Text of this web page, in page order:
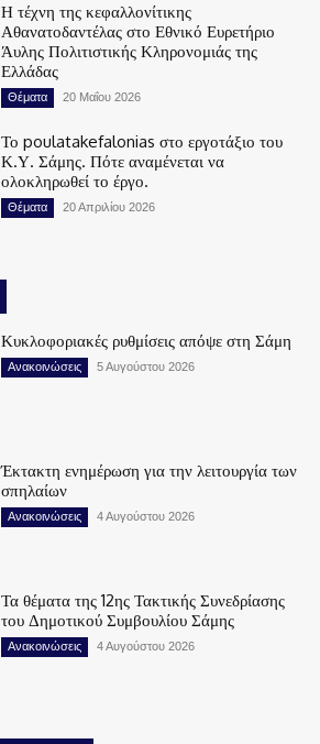
Η τέχνη της κεφαλλονίτικης
Αθανατοδαντέλας στο Εθνικό Ευρετήριο
Άυλης Πολιτιστικής Κληρονομιάς της
Ελλάδας
Θέματα 20 Μαΐου 2026
Το poulatakefalonias στο εργοτάξιο του
Κ.Υ. Σάμης. Πότε αναμένεται να
ολοκληρωθεί το έργο.
Θέματα 20 Απριλίου 2026
Κυκλοφοριακές ρυθμίσεις απόψε στη Σάμη
Ανακοινώσεις 5 Αυγούστου 2026
Έκτακτη ενημέρωση για την λειτουργία των
σπηλαίων
Ανακοινώσεις 4 Αυγούστου 2026
Τα θέματα της 12ης Τακτικής Συνεδρίασης
του Δημοτικού Συμβουλίου Σάμης
Ανακοινώσεις 4 Αυγούστου 2026